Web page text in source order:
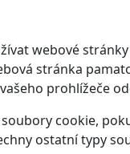
webové
stránka
prohlížeče
cookie,
ostatní typy